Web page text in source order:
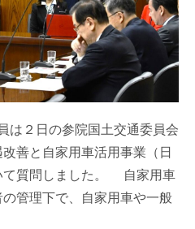
２日の参院国土交通委員会
善と自家用車活用事業（日
て質問しました。 自家用車
管理下で、自家用車や一般